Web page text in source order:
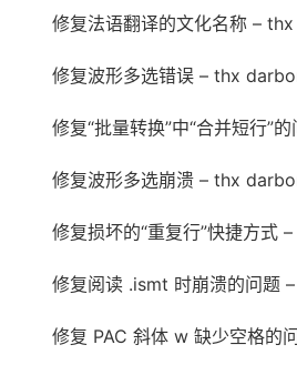
修复法语翻译的文化名称 –
修复波形多选错误 – thx
修复“批量转换”中“合并短行”
修复波形多选崩溃 – thx
修复损坏的“重复行”快捷方式
修复阅读 .ismt 时崩溃的问题
修复 PAC 斜体 w 缺少空格的